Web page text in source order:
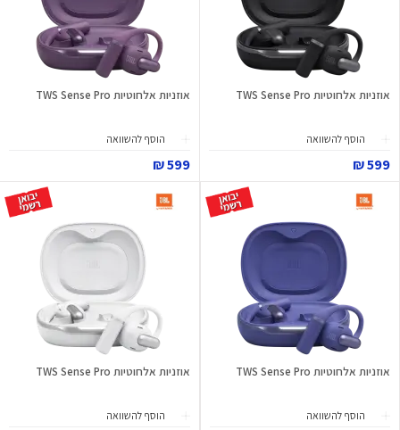
אוזניות אלחוטיות TWS Sense Pro
הוסף להשוואה
599 ₪
אוזניות אלחוטיות TWS Sense Pro
הוסף להשוואה
599 ₪
אוזניות אלחוטיות TWS Sense Pro
הוסף להשוואה
אוזניות אלחוטיות TWS Sense Pro
הוסף להשוואה